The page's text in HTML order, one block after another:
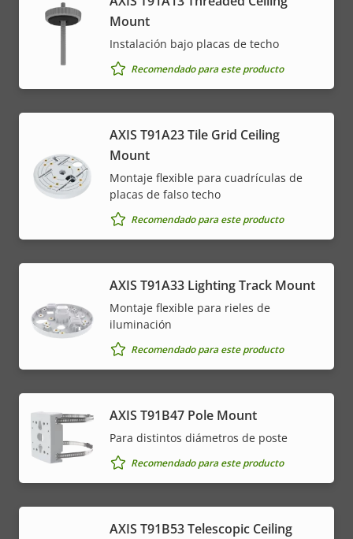
Mount
Instalación bajo placas de techo
Recomendado para este producto
AXIS T91A23 Tile Grid Ceiling
Mount
Montaje flexible para cuadrículas de
placas de falso techo
Recomendado para este producto
AXIS T91A33 Lighting Track Mount
Montaje flexible para rieles de
iluminación
Recomendado para este producto
AXIS T91B47 Pole Mount
Para distintos diámetros de poste
Recomendado para este producto
AXIS T91B53 Telescopic Ceiling